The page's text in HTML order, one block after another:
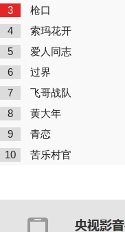
3 枪口
4 索玛花开
5 爱人同志
6 过界
7 飞哥战队
8 黄大年
9 青恋
10 苦乐村官